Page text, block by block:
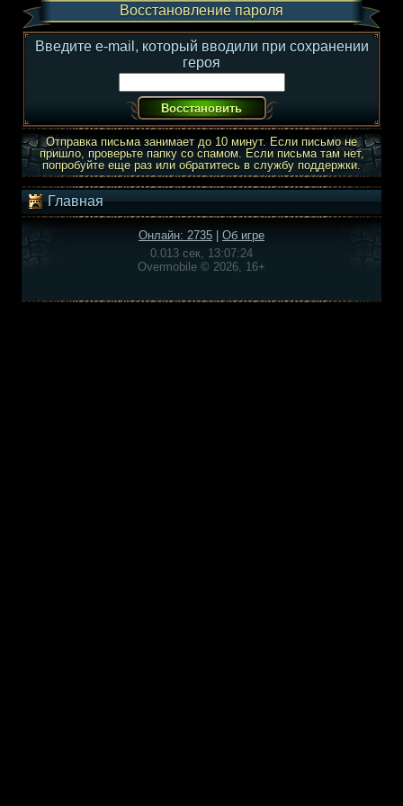
Восстановление пароля
Введите e-mail, который вводили при сохранении
героя
Отправка письма занимает до 10 минут. Если письмо не
пришло, проверьте папку со спамом. Если письма там нет,
попробуйте еще раз или обратитесь в службу поддержки.
Главная
Онлайн: 2735
Об игре
0.013 сек, 13:07:24
Overmobile © 2026, 16+